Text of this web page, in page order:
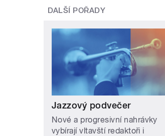
DALŠÍ POŘADY
Jazzový podvečer
Nové a progresivní nahrávky
vybírají vltavští redaktoři i